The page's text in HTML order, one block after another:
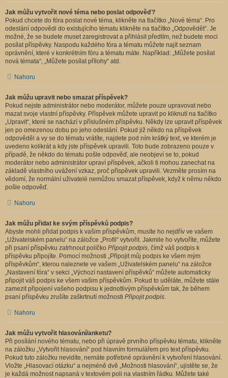
Jak můžu vytvořit nové téma nebo poslat odpověď?
Pokud chcete do fóra poslat nové téma, klikněte na tlačítko „Nové téma“. Pro
odeslání odpovědi do existujícího tématu klikněte na tlačítko „Odpovědět“. Je
možné, že se budete muset zaregistrovat a přihlásit předtím, než budete moci
posílat příspěvky. Naspodu každého fóra a tématu můžete najít seznam
oprávnění, které v konkrétním fóru a tématu máte. Například: „Můžete posílat
nová témata“, „Můžete posílat přílohy“ atd.
Nahoru
Jak můžu upravit nebo smazat příspěvek?
Pokud nejste administrátor nebo moderátor, můžete pouze upravovat nebo
mazat svoje vlastní příspěvky. Příspěvek můžete upravit po kliknutí na tlačítko
„Upravit“, které se nachází v příslušném příspěvku. Někdy lze upravit příspěvek
jen po omezenou dobu po jeho odeslání. Pokud již někdo na příspěvek
odpověděl a vy se do tématu vrátíte, najdete pod ním krátký text, ve kterém je
uvedeno kolikrát a kdy jste příspěvek upravili. Toto bude zobrazeno pouze v
případě, že někdo do tématu pošle odpověď, ale neobjeví se to, pokud
moderátor nebo administrátor upraví příspěvek, ačkoli ti mohou zanechat na
základě vlastního uvážení vzkaz, proč příspěvek upravili. Vezměte prosím na
vědomí, že normální uživatelé nemůžou smazat příspěvek, když k němu někdo
pošle odpověď.
Nahoru
Jak můžu přidat ke svým příspěvků podpis?
Abyste mohli přidat podpis k vašim příspěvkům, musíte ho nejdřív ve vašem
„Uživatelském panelu“ na záložce „Profil“ vytvořit. Jakmile ho vytvoříte, můžete
při psaní příspěvku zatrhnout políčko Připojit podpis, čímž váš podpis k
příspěvku připojíte. Pomocí možnosti „Připojit můj podpis ke všem mým
příspěvkům“, kterou naleznete ve vašem „Uživatelském panelu“ na záložce
„Nastavení fóra“ v sekci „Výchozí nastavení příspěvků“ můžete automaticky
připojit váš podpis ke všem vašim příspěvkům. Pokud to uděláte, můžete stále
zamezit připojení vašeho podpisu k jednotlivým příspěvkům tak, že během
psaní příspěvku zrušíte zaškrtnutí možnosti Připojit podpis.
Nahoru
Jak můžu vytvořit hlasování/anketu?
Při posílání nového tématu, nebo při úpravě prvního příspěvku tématu, klikněte
na záložku „Vytvořit hlasování“ pod hlavním formulářem pro text příspěvku.
Pokud tuto záložku nevidíte, nemáte potřebné oprávnění k vytvoření hlasování.
Vložte „Hlasovací otázku“ a nejméně dvě „Možnosti hlasování“, ujistěte se, že
je každá možnost napsaná v textovém poli na vlastním řádku. Můžete také